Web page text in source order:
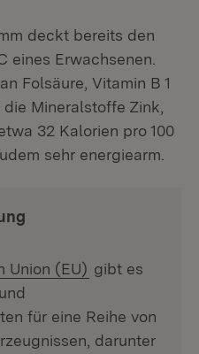
deckt bereits den
eines Erwachsenen.
Folsäure, Vitamin B 1
Mineralstoffe Zink,
32 Kalorien pro 100
sehr energiearm.
Union (EU) (Öffnet in
gibt es
für eine Reihe von
darunter